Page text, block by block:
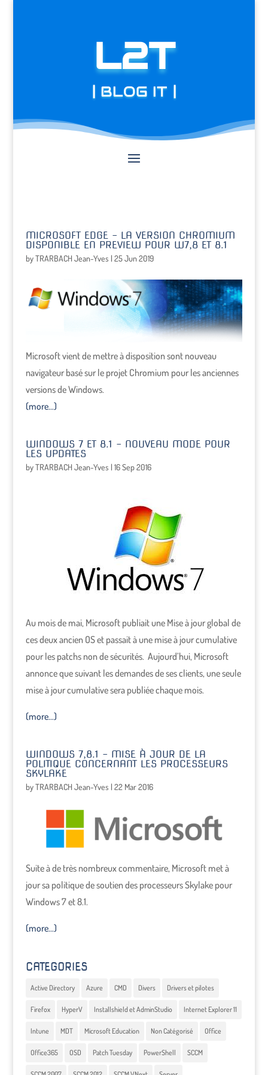
L2T
| BLOG IT |
MICROSOFT EDGE – LA VERSION CHROMIUM
DISPONIBLE EN PREVIEW POUR W7,8 ET 8.1
byTRARBACH Jean-Yves | 25 Jun 2019
Microsoft vient de mettre à disposition sont nouveau
navigateur basé sur le projet Chromium pour les anciennes
versions de Windows.
(more…)
WINDOWS 7 ET 8.1 – NOUVEAU MODE POUR
LES UPDATES
byTRARBACH Jean-Yves | 16 Sep 2016
Au mois de mai, Microsoft publiait une Mise à jour global de
ces deux ancien OS et passait à une mise à jour cumulative
pour les patchs non de sécurités. Aujourd’hui, Microsoft
annonce que suivant les demandes de ses clients, une seule
mise à jour cumulative sera publiée chaque mois.
(more…)
WINDOWS 7,8.1 – MISE À JOUR DE LA
POLITIQUE CONCERNANT LES PROCESSEURS
SKYLAKE
byTRARBACH Jean-Yves | 22 Mar 2016
Suite à de très nombreux commentaire, Microsoft met à
jour sa politique de soutien des processeurs Skylake pour
Windows 7 et 8.1.
(more…)
CATEGORIES
Active Directory Azure CMD Divers Drivers et pilotes
Firefox HyperV Installshield et AdminStudio Internet Explorer 11
Intune MDT Microsoft Education Non Catégorisé Office
Office365 OSD Patch Tuesday PowerShell SCCM